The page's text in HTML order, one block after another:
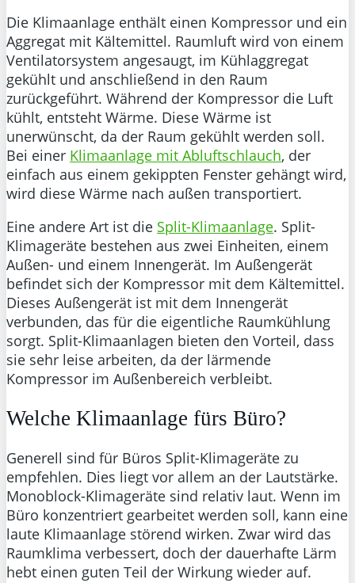
Die Klimaanlage enthält einen Kompressor und ein
Aggregat mit Kältemittel. Raumluft wird von einem
Ventilatorsystem angesaugt, im Kühlaggregat
gekühlt und anschließend in den Raum
zurückgeführt. Während der Kompressor die Luft
kühlt, entsteht Wärme. Diese Wärme ist
unerwünscht, da der Raum gekühlt werden soll.
Bei einer Klimaanlage mit Abluftschlauch, der
einfach aus einem gekippten Fenster gehängt wird,
wird diese Wärme nach außen transportiert.
Eine andere Art ist die Split-Klimaanlage. Split-
Klimageräte bestehen aus zwei Einheiten, einem
Außen- und einem Innengerät. Im Außengerät
befindet sich der Kompressor mit dem Kältemittel.
Dieses Außengerät ist mit dem Innengerät
verbunden, das für die eigentliche Raumkühlung
sorgt. Split-Klimaanlagen bieten den Vorteil, dass
sie sehr leise arbeiten, da der lärmende
Kompressor im Außenbereich verbleibt.
Welche Klimaanlage fürs Büro?
Generell sind für Büros Split-Klimageräte zu
empfehlen. Dies liegt vor allem an der Lautstärke.
Monoblock-Klimageräte sind relativ laut. Wenn im
Büro konzentriert gearbeitet werden soll, kann eine
laute Klimaanlage störend wirken. Zwar wird das
Raumklima verbessert, doch der dauerhafte Lärm
hebt einen guten Teil der Wirkung wieder auf.